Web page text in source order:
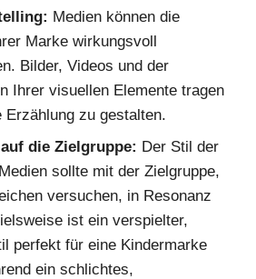
Medien können die
Marke wirkungsvoll
Bilder, Videos und der
Ihrer visuellen Elemente tragen
Erzählung zu gestalten.
die Zielgruppe: Der Stil der
sollte mit der Zielgruppe,
versuchen, in Resonanz
ist ein verspielter,
perfekt für eine Kindermarke
ein schlichtes,